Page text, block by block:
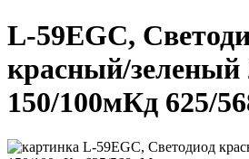
L-59EGC,
красный/
150/100мКд 625/